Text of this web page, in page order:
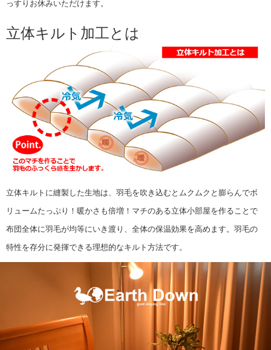
っすりお休みいただけます。
立体キルト加工とは
立体キルトに縫製した生地は、羽毛を吹き込むとムクムクと膨らんでボ
リュームたっぷり！暖かさも倍増！ マチのある立体小部屋を作ることで
布団全体に羽毛が均等にいき渡り、全体の保温効果を高めます。 羽毛の
特性を存分に発揮できる理想的なキルト方法です。